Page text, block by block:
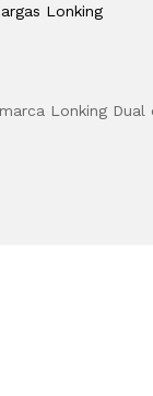
Lonking
Lonking